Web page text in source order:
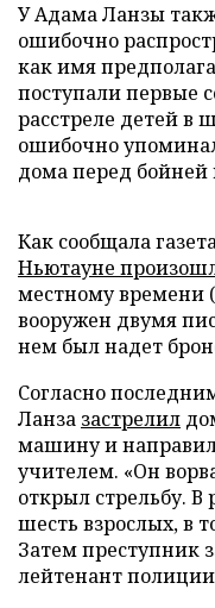
У Адама Ланзы
ошибочно
как имя
поступали первые
расстреле детей в
ошибочно
дома перед бойней
Как сообщала
Ньютауне
местному времени
вооружен двумя
нем был надет
Согласно
Ланза застрелил
машину и
учителем. «Он
открыл стрельбу. В
шесть взрослых, в
Затем преступник
лейтенант